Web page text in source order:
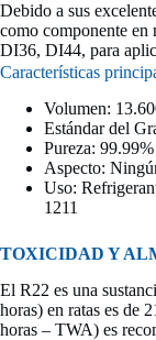
Debido a sus
como componente en
DI36, DI44, para
Características
Volumen:
Estándar del
Pureza: 99.99%
Aspecto:
Uso:
1211
TOXICIDAD Y
El R22 es una
horas) en ratas es de
horas – TWA) es